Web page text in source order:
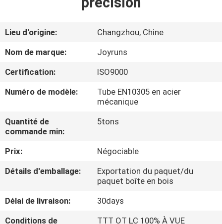
DES
USA
VISITE
D'USINE
CONTRÔLE
DE
CONTACTEZ-
Lieu d'origine:
Changzhou, Chine
Nom de marque:
Joyruns
Certification:
ISO9000
Numéro de modèle:
Tube EN10305 en acier
mécanique
Quantité de
commande min:
5tons
Prix:
Négociable
Détails d'emballage:
Exportation du paquet/du
paquet boîte en bois
Délai de livraison:
30days
Conditions de
TTT OT LC 100% À VUE